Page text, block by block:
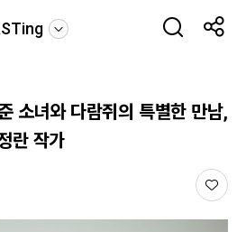
소녀와 다람쥐의 특별한 만남,
란 작가